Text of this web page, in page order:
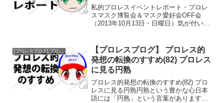
OFF会
私的プロレスイベントレポート・プロレ
スマスク博覧会＆マスク愛好会OFF会
（2013年10月13日・日曜日）気が付いた
マスク博覧会に行くことになった。なっ
たとい...
[プロレスブログ] プロレス的発想の転換のすすめ
【プロレスブログ】 プロレス的
発想の転換のすすめ(82) プロレス
に見る円熟
プロレス的発想の転換のすすめ(82) プロ
レスに見る円熟円熟という豊かな心日本
語には「円熟」という言葉があります。